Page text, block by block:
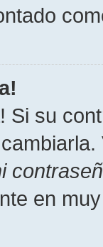
Si su
en